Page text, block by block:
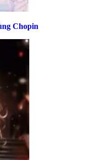
Chopin